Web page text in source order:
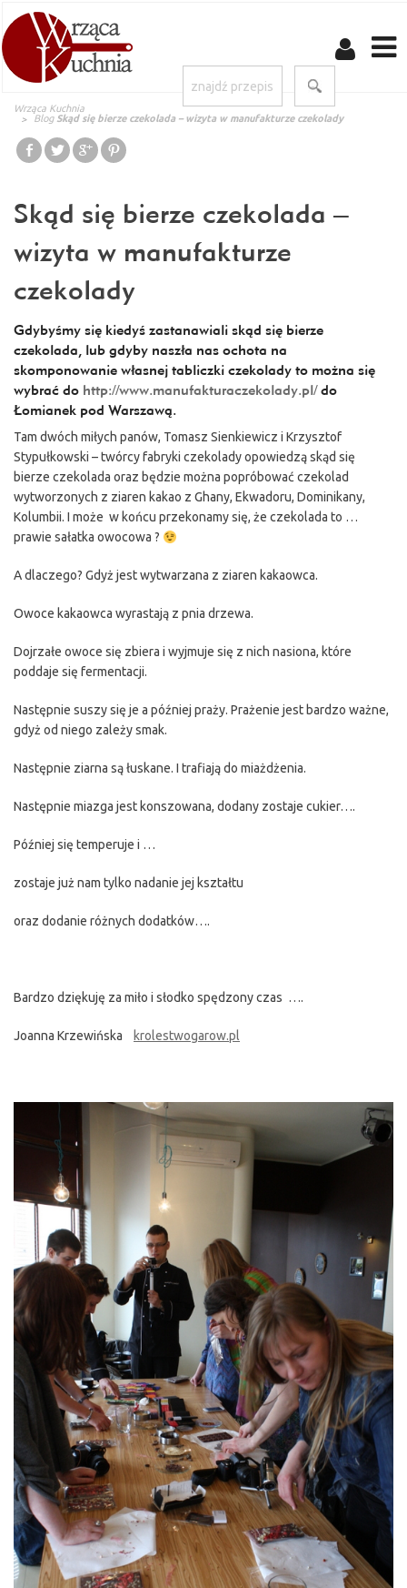
Wrząca Kuchnia
Blog Skąd się bierze czekolada – wizyta w manufakturze czekolady
Skąd się bierze czekolada –
wizyta w manufakturze
czekolady
Gdybyśmy się kiedyś zastanawiali skąd się bierze
czekolada, lub gdyby naszła nas ochota na
skomponowanie własnej tabliczki czekolady to można się
wybrać do http://www.manufakturaczekolady.pl/do
Łomianek pod Warszawą.
Tam dwóch miłych panów, Tomasz Sienkiewicz i Krzysztof
Stypułkowski – twórcy fabryki czekolady opowiedzą skąd się
bierze czekolada oraz będzie można popróbować czekolad
wytworzonych z ziaren kakao z Ghany, Ekwadoru, Dominikany,
Kolumbii. I może w końcu przekonamy się, że czekolada to …
prawie sałatka owocowa ?
A dlaczego? Gdyż jest wytwarzana z ziaren kakaowca.
Owoce kakaowca wyrastają z pnia drzewa.
Dojrzałe owoce się zbiera i wyjmuje się z nich nasiona, które
poddaje się fermentacji.
Następnie suszy się je a później praży. Prażenie jest bardzo ważne,
gdyż od niego zależy smak.
Następnie ziarna są łuskane. I trafiają do miażdżenia.
Następnie miazga jest konszowana, dodany zostaje cukier….
Później się temperuje i …
zostaje już nam tylko nadanie jej kształtu
oraz dodanie różnych dodatków….
Bardzo dziękuję za miło i słodko spędzony czas ….
Joanna Krzewińska krolestwogarow.pl